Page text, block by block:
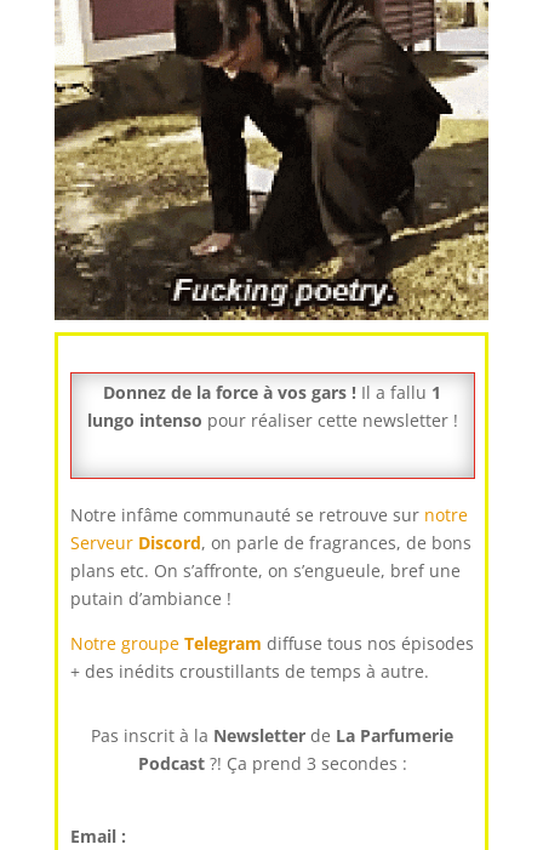
Donnez de la force à vos gars ! Il a fallu 1
lungo intenso pour réaliser cette newsletter !
Notre infâme communauté se retrouve sur notre
Serveur Discord, on parle de fragrances, de bons
plans etc. On s’affronte, on s’engueule, bref une
putain d’ambiance !
Notre groupe Telegram diffuse tous nos épisodes
+ des inédits croustillants de temps à autre.
Pas inscrit à la Newsletter de La Parfumerie
Podcast?! Ça prend 3 secondes :
Email :